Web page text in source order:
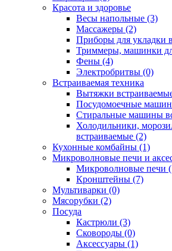
Красота и здоровье
Весы напольные (3)
Массажеры (2)
Приборы для укладки
Триммеры, машинки
Фены (4)
Электробритвы (0)
Встраиваемая техника
Вытяжки
Посудомоечные
Стиральные машины
Холодильники,
встраиваемые (2)
Кухонные комбайны (1)
Микроволновые печи и
Микроволновые печи
Кронштейны (7)
Мультиварки (0)
Мясорубки (2)
Посуда
Кастрюли (3)
Сковороды (0)
Аксессуары (1)